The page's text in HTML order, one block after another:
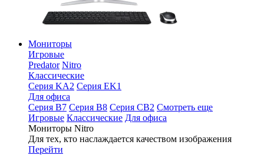
Мониторы
Игровые
Predator Nitro
Классические
Серия KA2 Серия EK1
Для офиса
Серия B7 Серия B8 Серия CB2 Смотреть еще
Игровые Классические Для офиса
Мониторы Nitro
Для тех, кто наслаждается качеством изображения
Перейти